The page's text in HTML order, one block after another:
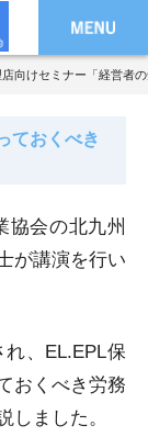
店向けセミナー「経営者
ておくべき
協会の北九州
が講演を行い
、EL.EPL保
おくべき労務
しました。